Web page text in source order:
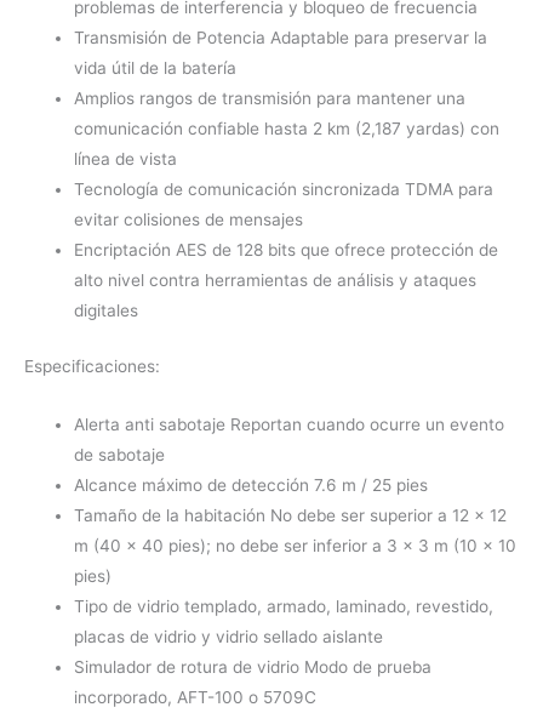
problemas de interferencia y bloqueo de frecuencia
Transmisión de Potencia Adaptable para preservar la
vida útil de la batería
Amplios rangos de transmisión para mantener una
comunicación confiable hasta 2 km (2,187 yardas) con
línea de vista
Tecnología de comunicación sincronizada TDMA para
evitar colisiones de mensajes
Encriptación AES de 128 bits que ofrece protección de
alto nivel contra herramientas de análisis y ataques
digitales
Especificaciones:
Alerta anti sabotaje Reportan cuando ocurre un evento
de sabotaje
Alcance máximo de detección 7.6 m / 25 pies
Tamaño de la habitación No debe ser superior a 12 x 12
m (40 x 40 pies); no debe ser inferior a 3 x 3 m (10 x 10
pies)
Tipo de vidrio templado, armado, laminado, revestido,
placas de vidrio y vidrio sellado aislante
Simulador de rotura de vidrio Modo de prueba
incorporado, AFT-100 o 5709C